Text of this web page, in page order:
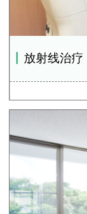
放射线治疗